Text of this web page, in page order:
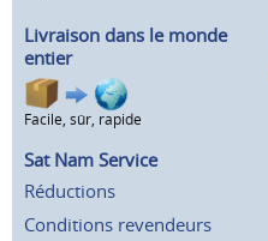
Livraison dans le monde
entier
Facile, sûr, rapide
Sat Nam Service
Réductions
Conditions revendeurs